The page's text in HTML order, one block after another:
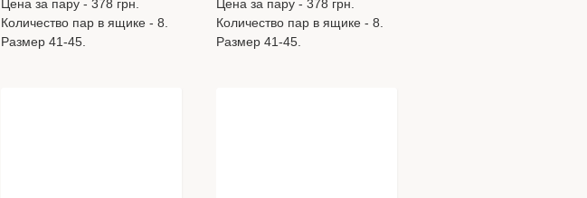
Цена за пару - 378 грн.
Количество пар в ящике - 8.
Размер 41-45.
Цена за пару - 378 грн.
Количество пар в ящике - 8.
Размер 41-45.